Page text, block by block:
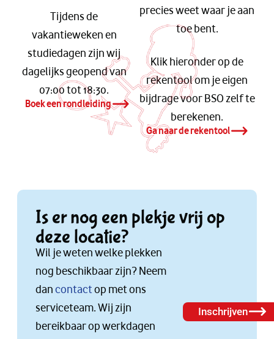
Tijdens de
vakantieweken en
studiedagen zijn wij
dagelijks geopend van
07:00 tot 18:30.
Boek een rondleiding
precies weet waar je aan
toe bent.
Klik hieronder op de
rekentool om je eigen
bijdrage voor BSO zelf te
berekenen.
Ga naar de rekentool
Is er nog een plekje vrij op
deze locatie?
Wil je weten welke plekken
nog beschikbaar zijn? Neem
dancontactop met ons
serviceteam. Wij zijn
bereikbaar op werkdagen
Inschrijven